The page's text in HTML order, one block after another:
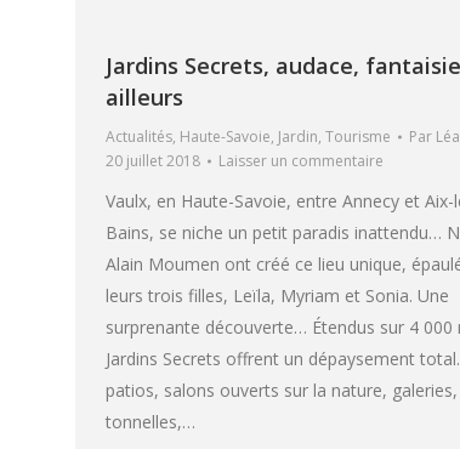
Jardins Secrets, audace,
ailleurs
Actualités, Haute-Savoie, Jardin, Tourisme Par Léa
20 juillet 2018
Laisser un commentaire
Vaulx, en Haute-Savoie, entre Annecy et Aix-
Bains, se niche un petit paradis inattendu…
Alain Moumen ont créé ce lieu unique,
leurs trois filles, Leïla, Myriam et Sonia. Une
surprenante découverte… Étendus sur 4 000
Jardins Secrets offrent un dépaysement
patios, salons ouverts sur la nature, galeries,
tonnelles,…